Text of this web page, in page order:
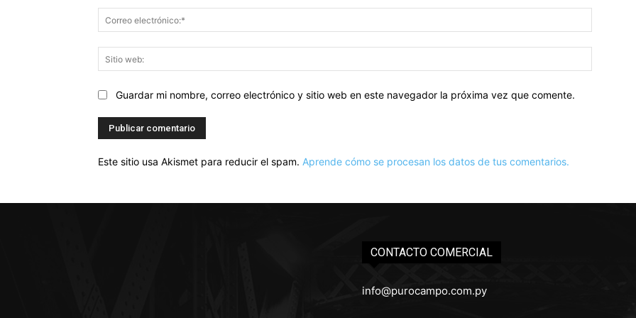
web:
Guardar mi nombre, correo electrónico y sitio web en este navegador la próxima vez que comente.
Este sitio usa Akismet para reducir el spam. Aprende cómo se procesan los datos de tus comentarios.
CONTACTO COMERCIAL
info@purocampo.com.py